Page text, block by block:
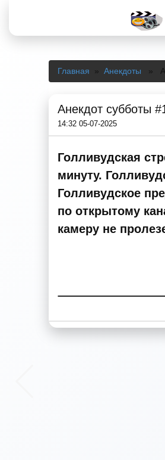
Главная » Анекдоты »
Анекдот субботы
14:32 05-07-2025
Голливудская
минуту.
Голливудское
по открытому
камеру не